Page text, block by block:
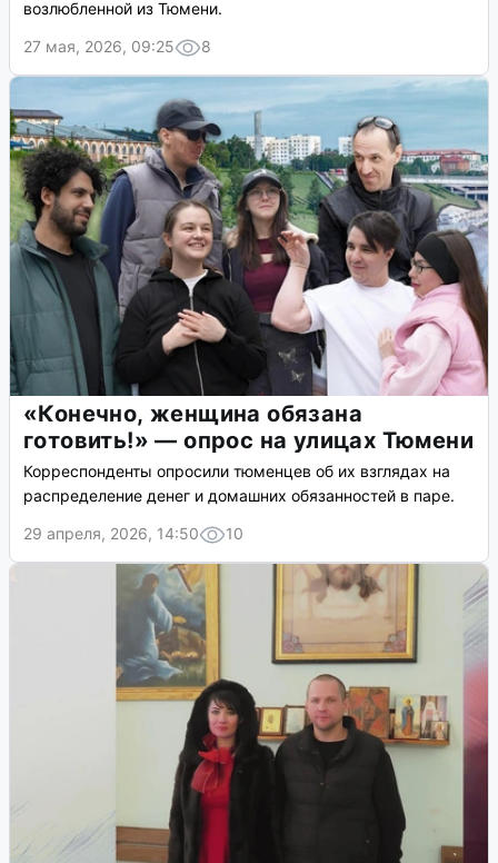
возлюбленной из Тюмени.
27 мая, 2026, 09:25
8
«Конечно, женщина обязана
готовить!» — опрос на улицах Тюмени
Корреспонденты опросили тюменцев об их взглядах на
распределение денег и домашних обязанностей в паре.
29 апреля, 2026, 14:50
10